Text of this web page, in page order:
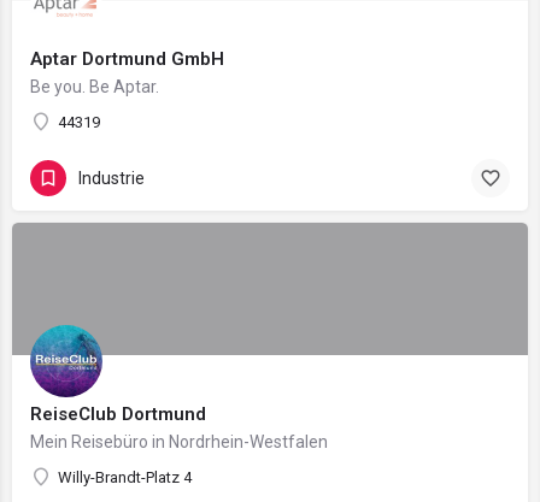
Aptar Dortmund GmbH
Be you. Be Aptar.
44319
Industrie
ReiseClub Dortmund
Mein Reisebüro in Nordrhein-Westfalen
Willy-Brandt-Platz 4